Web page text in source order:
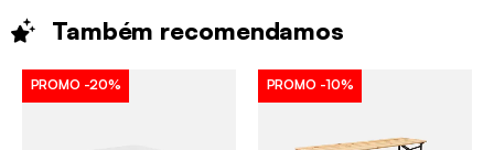
Também recomendamos
PROMO -20% PROMO -10%